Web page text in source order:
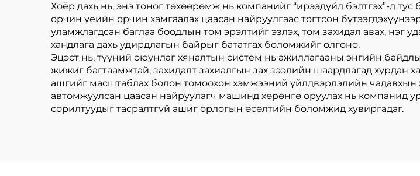
Хоёр дахь нь, энэ тоног төхөөрөмж нь компанийг “ирээдүйд бэлтгэх”-д
орчин үеийн орчин хамгаалах цаасан найруулгаас тогтсон
уламжлагдсан баглаа боодлын том эрэлтийг эзлэх, том захидал авах, нэг
хандлага дахь удирдлагын байрыг бататгах боломжийг олгоно.
Эцэст нь, түүний оюунлаг хяналтын систем нь ажиллагааны энгийн
жижиг багтаамжтай, захидалт захиалгын зах зээлийн шаардлагад хурдан
ашгийг масштаблах болон томоохон хэмжээний үйлдвэрлэлийн чадавхын
автомжуулсан цаасан найруулагч машинд хөрөнгө оруулах нь компанид
сорилтуудыг тасралтгүй ашиг орлогын өсөлтийн боломжид хувиргадаг.